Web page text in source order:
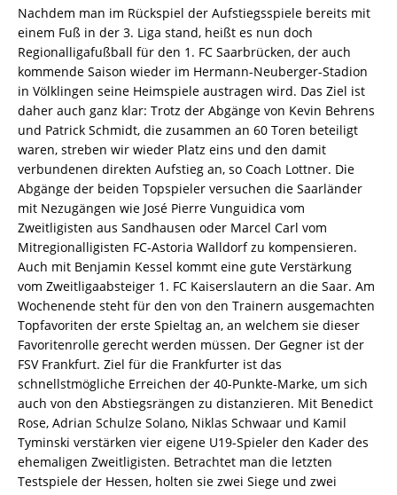
Nachdem man im Rückspiel der Aufstiegsspiele bereits mit
einem Fuß in der 3. Liga stand, heißt es nun doch
Regionalligafußball für den 1. FC Saarbrücken, der auch
kommende Saison wieder im Hermann-Neuberger-Stadion
in Völklingen seine Heimspiele austragen wird. Das Ziel ist
daher auch ganz klar: Trotz der Abgänge von Kevin Behrens
und Patrick Schmidt, die zusammen an 60 Toren beteiligt
waren, streben wir wieder Platz eins und den damit
verbundenen direkten Aufstieg an, so Coach Lottner. Die
Abgänge der beiden Topspieler versuchen die Saarländer
mit Nezugängen wie José Pierre Vunguidica vom
Zweitligisten aus Sandhausen oder Marcel Carl vom
Mitregionalligisten FC-Astoria Walldorf zu kompensieren.
Auch mit Benjamin Kessel kommt eine gute Verstärkung
vom Zweitligaabsteiger 1. FC Kaiserslautern an die Saar. Am
Wochenende steht für den von den Trainern ausgemachten
Topfavoriten der erste Spieltag an, an welchem sie dieser
Favoritenrolle gerecht werden müssen. Der Gegner ist der
FSV Frankfurt. Ziel für die Frankfurter ist das
schnellstmögliche Erreichen der 40-Punkte-Marke, um sich
auch von den Abstiegsrängen zu distanzieren. Mit Benedict
Rose, Adrian Schulze Solano, Niklas Schwaar und Kamil
Tyminski verstärken vier eigene U19-Spieler den Kader des
ehemaligen Zweitligisten. Betrachtet man die letzten
Testspiele der Hessen, holten sie zwei Siege und zwei